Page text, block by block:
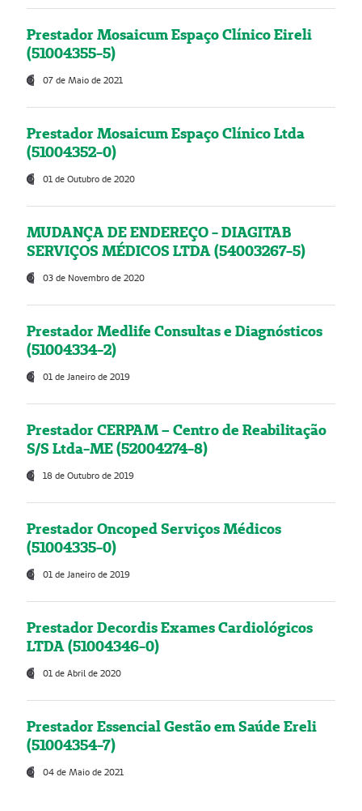
Prestador Mosaicum Espaço Clínico Eireli
(51004355-5)
07 de Maio de 2021
Prestador Mosaicum Espaço Clínico Ltda
(51004352-0)
01 de Outubro de 2020
MUDANÇA DE ENDEREÇO - DIAGITAB
SERVIÇOS MÉDICOS LTDA (54003267-5)
03 de Novembro de 2020
Prestador Medlife Consultas e Diagnósticos
(51004334-2)
01 de Janeiro de 2019
Prestador CERPAM – Centro de Reabilitação
S/S Ltda-ME (52004274-8)
18 de Outubro de 2019
Prestador Oncoped Serviços Médicos
(51004335-0)
01 de Janeiro de 2019
Prestador Decordis Exames Cardiológicos
LTDA (51004346-0)
01 de Abril de 2020
Prestador Essencial Gestão em Saúde Ereli
(51004354-7)
04 de Maio de 2021